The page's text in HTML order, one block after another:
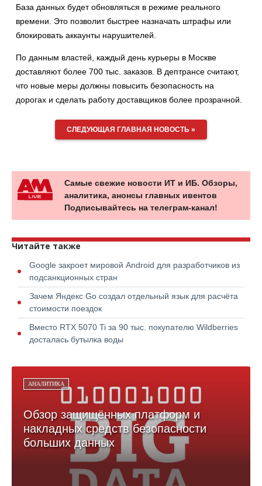
База данных будет обновляться в режиме реального
времени. Это позволит быстрее назначать штрафы или
блокировать аккаунты нарушителей.
По данным властей, каждый день курьеры в Москве
доставляют более 700 тыс. заказов. В дептрансе считают,
что новые меры должны повысить безопасность на
дорогах и сделать работу доставщиков более прозрачной.
СЛЕДУЮЩАЯ ГЛАВНАЯ НОВОСТЬ »
Самые свежие новости ИТ и ИБ. Обзоры,
аналитика, анонсы главных ивентов
Подписывайтесь на телеграм-канал!
Читайте также
Google закроет мировой Android для разработчиков из
подсанкционных стран
Зачем Яндекс Go создал отдельный язык для расчёта
стоимости поездок
Вместо RTX 5070 Ti за 90 тыс. покупателю Wildberries
досталась бутылка воды
АНАЛИТИКА
Обзор защищённых платформ и
накладных средств безопасности
больших данных